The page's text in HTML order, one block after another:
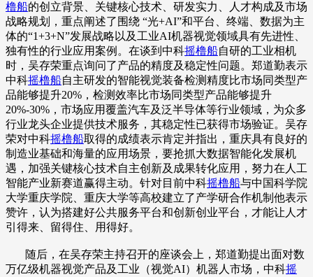
橹船的创立背景、关键核心技术、研发实力、人才构成及市场
战略规划，重点阐述了围绕 “光+AI”和平台、终端、数据为主
体的“1+3+N”发展战略以及工业AI机器视觉领域具有先进性、
独有性的行业应用案例。在谈到中科摇橹船自研的工业相机
时，吴存荣重点询问了产品的精度及稳定性问题。郑道勤表示
中科摇橹船自主研发的智能视觉装备检测精度比市场同类型产
品能够提升20%，检测效率比市场同类型产品能够提升
20%-30%，市场应用覆盖汽车及泛半导体等行业领域，为众多
行业龙头企业提供技术服务，其稳定性已获得市场验证。吴存
荣对中科摇橹船取得的成绩表示肯定并指出，重庆具有良好的
制造业基础和海量的应用场景，要抢抓大数据智能化发展机
遇，加强关键核心技术自主创新及成果转化应用，努力在人工
智能产业新赛道赢得主动。针对目前中科摇橹船与中国科学院
大学重庆学院、重庆大学等高校建立了产学研合作机制他表示
赞许，认为搭建好公共服务平台和创新创业平台，才能让人才
引得来、留得住、用得好。
随后，在吴存荣主持召开的座谈会上，郑道勤提出面对数
万亿级机器视觉产品及工业（视觉AI）机器人市场，中科摇